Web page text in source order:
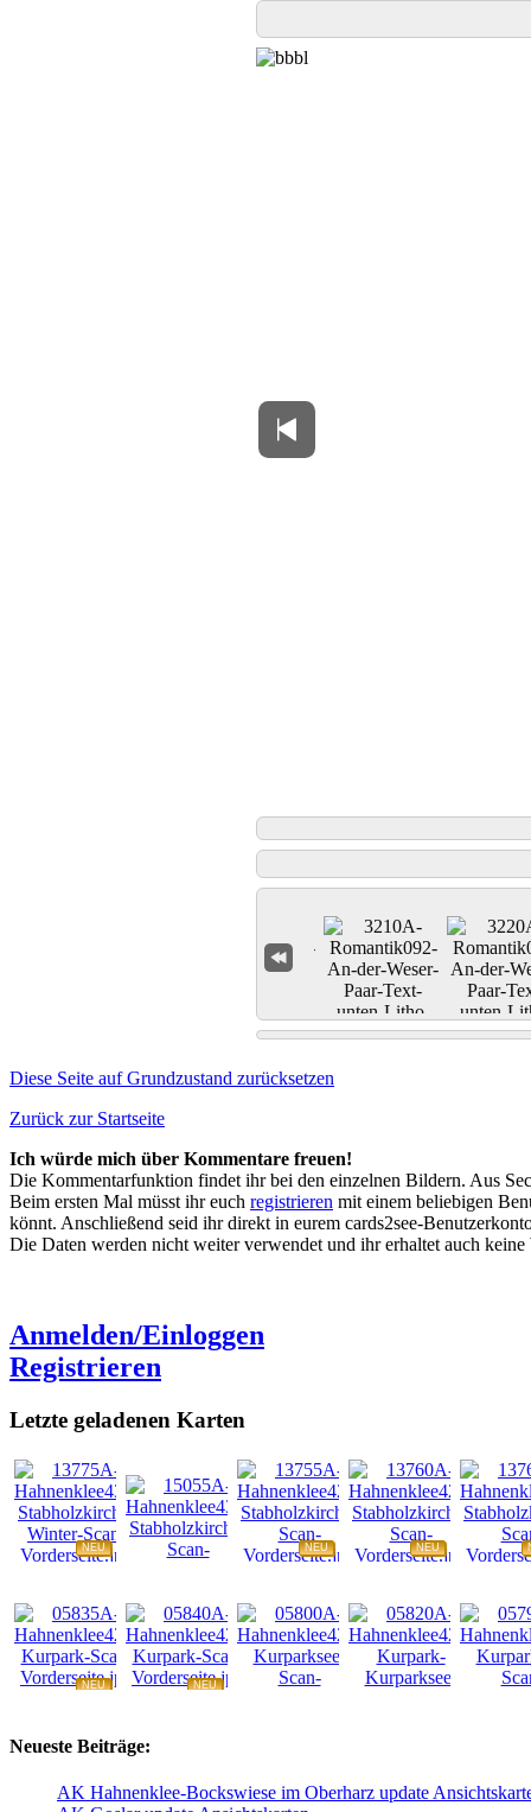
Diese Seite auf Grundzustand zurücksetzen
Zurück zur Startseite
Ich würde mich über Kommentare freuen!
Die Kommentarfunktion findet ihr bei den einzelnen Bildern. Aus
Beim ersten Mal müsst ihr euch registrieren mit einem beliebigen
könnt. Anschließend seid ihr direkt in eurem cards2see-
Die Daten werden nicht weiter verwendet und ihr erhaltet auch
Anmelden/Einloggen
Registrieren
Letzte geladenen Karten
NEU NEU NEU
NEU
NEU
Neueste Beiträge:
AK Hahnenklee-Bockswiese im Oberharz update